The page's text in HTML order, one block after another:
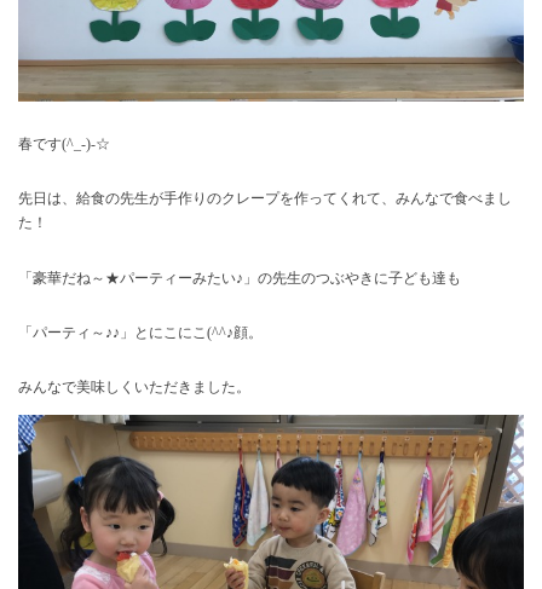
春です(^_-)-☆
先日は、給食の先生が手作りのクレープを作ってくれて、みんなで食べまし
た！
「豪華だね～★パーティーみたい♪」の先生のつぶやきに子ども達も
「パーティ～♪♪」とにこにこ(^^♪顔。
みんなで美味しくいただきました。